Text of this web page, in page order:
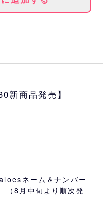
ーシートです。
崎颯、九里、紅
、中川）は、7月1
て現物販売予定で
商品発売】
ネーム＆ナンバー
（8月中旬より順次発